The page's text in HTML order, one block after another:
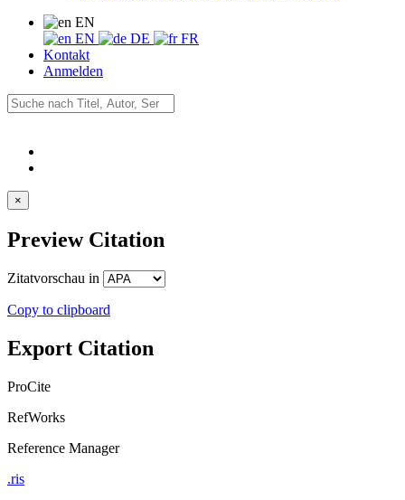
EN
EN
DE
FR
Kontakt
Anmelden
×
Preview Citation
Zitatvorschau in
Copy to clipboard
Export Citation
ProCite
RefWorks
Reference Manager
.ris